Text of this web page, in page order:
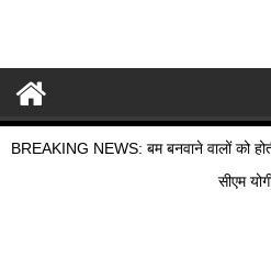
BREAKING NEWS: बम बनवाने वालों को
सीएम